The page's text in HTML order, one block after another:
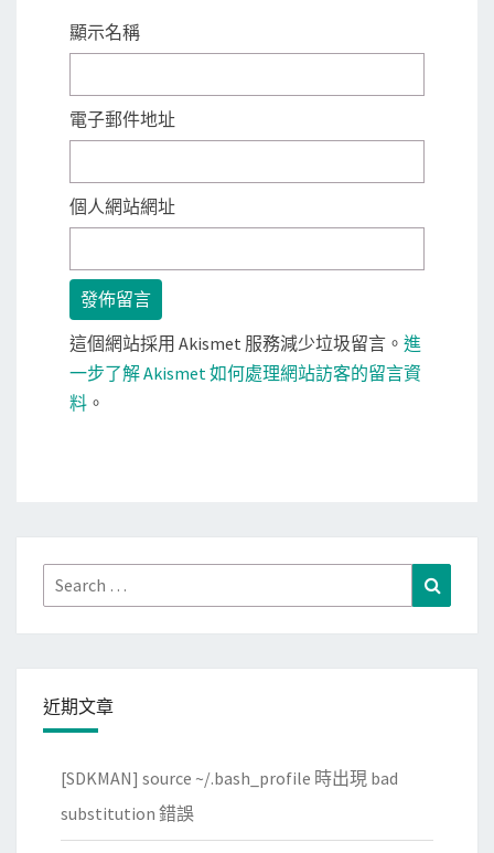
顯示名稱
電子郵件地址
個人網站網址
這個網站採用 Akismet 服務減少垃圾留言。 進
一步了解 Akismet 如何處理網站訪客的留言資
料 。
Search
for:
近期文章
[SDKMAN] source ~/.bash_profile 時出現 bad
substitution 錯誤